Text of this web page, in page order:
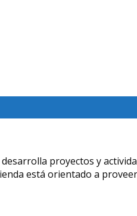
proyectos y
está orientado a